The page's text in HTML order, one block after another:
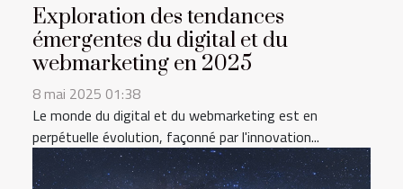
Exploration des tendances
émergentes du digital et du
webmarketing en 2025
8 mai 2025 01:38
Le monde du digital et du webmarketing est en
perpétuelle évolution, façonné par l'innovation...